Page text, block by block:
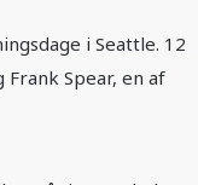
i Seattle. 12
Spear, en af